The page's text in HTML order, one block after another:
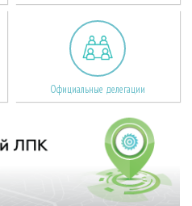
Официальные делегации